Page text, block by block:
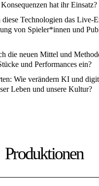
hat ihr Einsatz?
diese Technologien das Live-
von Spieler*innen und
die neuen Mittel und
und Performances ein?
Wie verändern KI und
Leben und unsere Kultur?
Produktionen